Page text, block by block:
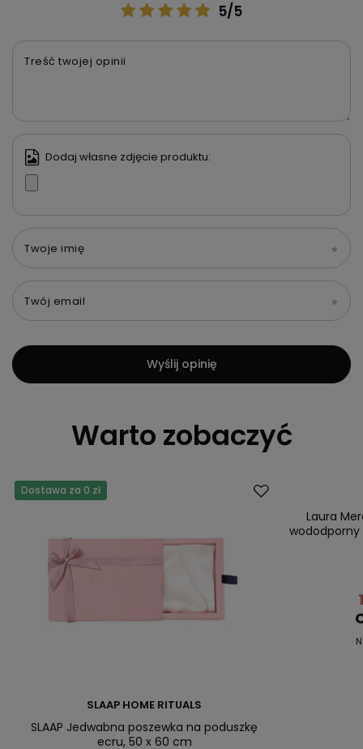
5/5
Treść twojej opinii
Dodaj własne zdjęcie produktu:
Twoje imię
Twój email
Wyślij opinię
Warto zobaczyć
Dostawa za 0 zł
SLAAP HOME RITUALS
SLAAP Jedwabna poszewka na poduszkę
ecru, 50 x 60 cm
Przecena
Laura
wododporny